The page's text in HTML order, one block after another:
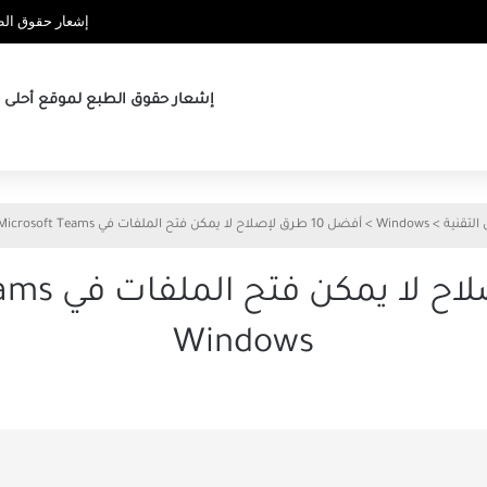
إشعار حقوق
إشعار حقوق الطبع لموقع أحلى
التقنية >
Windows
> أفضل 10 طرق لإصلاح لا يمكن فتح الملفات في Microsoft Teams على Windows
Windows